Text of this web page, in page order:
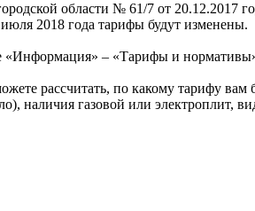
области № 61/7 от 20.12.2017
2018 года тарифы будут изменены.
«Информация» – «Тарифы и
рассчитать, по какому тарифу вам
наличия газовой или электроплит,